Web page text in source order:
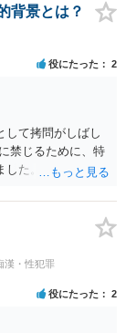
のみの合議体で取
だ、当然ながら、
り低いとは思い
背景とは？
役にたった 2
して拷問がしばし
禁じるために、特
た。
漢・性犯罪
役にたった 2